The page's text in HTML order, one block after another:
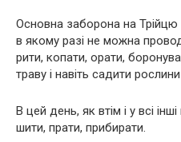
Основна заборона на Трійцю
в якому разі не можна
рити, копати, орати,
траву і навіть садити
В цей день, як втім і у всі
шити, прати, прибирати.